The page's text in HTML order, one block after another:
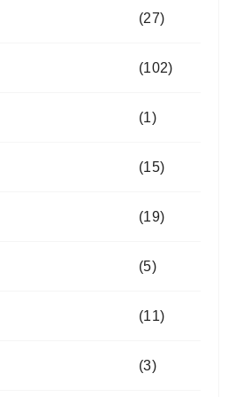
(27)
(102)
(1)
(15)
(19)
(5)
(11)
(3)